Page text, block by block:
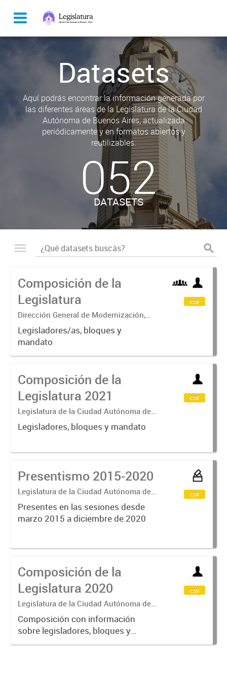
Datasets
Aquí podrás encontrar la información generada por
las diferentes áreas de la Legislatura de la Ciudad
Autónoma de Buenos Aires, actualizada
periódicamente y en formatos abiertos y
reutilizables.
052
DATASETS
Composición de la
Legislatura
Dirección General de Modernización,
Sustentabilidad y Fortalecimiento
Institucional
Legisladores/as, bloques y
mandato
csv
Composición de la
Legislatura 2021
Legislatura de la Ciudad Autónoma de
Buenos Aires
Legisladores, bloques y mandato
csv
Presentismo 2015-2020
Legislatura de la Ciudad Autónoma de
Buenos Aires
Presentes en las sesiones desde
marzo 2015 a diciembre de 2020
csv
Composición de la
Legislatura 2020
Legislatura de la Ciudad Autónoma de
Buenos Aires
Composición con información
sobre legisladores, bloques y
mandatos vigentes (2020)
csv